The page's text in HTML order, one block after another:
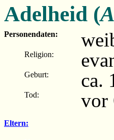
Adelheid (
Personendaten:
Religion:
Geburt: ca.
Tod: vor
Eltern: